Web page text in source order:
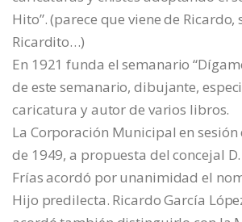
Hito”. (parece que viene de
Ricardito…)
En 1921 funda el semanario
de este semanario, dibujante,
caricatura y autor de varios libros.
La Corporación Municipal en
de 1949, a propuesta del concejal
Frías acordó por unanimidad el
Hijo predilecta. Ricardo García